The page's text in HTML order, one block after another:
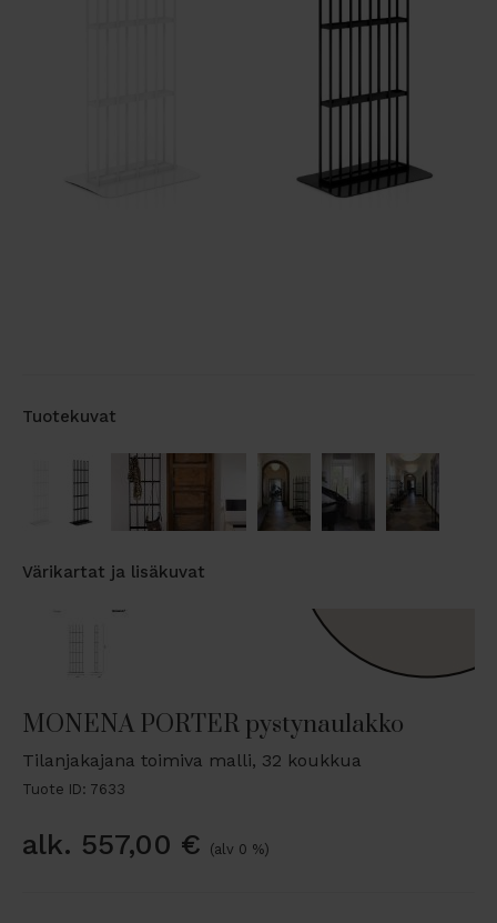
Tuotekuvat
Värikartat ja lisäkuvat
MONENA PORTER pystynaulakko
Tilanjakajana toimiva malli, 32 koukkua
Tuote ID: 7633
alk. 557,00 € (alv 0 %)